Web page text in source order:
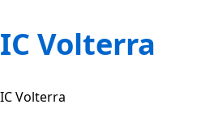
IC Volterra
IC Volterra